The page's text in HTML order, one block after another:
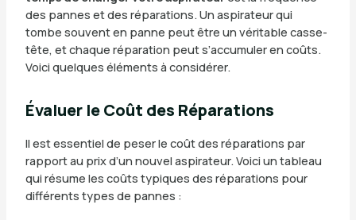
des pannes et des réparations. Un aspirateur qui
tombe souvent en panne peut être un véritable casse-
tête, et chaque réparation peut s’accumuler en coûts.
Voici quelques éléments à considérer.
Évaluer le Coût des Réparations
Il est essentiel de peser le coût des réparations par
rapport au prix d’un nouvel aspirateur. Voici un tableau
qui résume les coûts typiques des réparations pour
différents types de pannes :